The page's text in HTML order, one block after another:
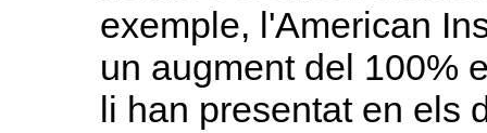
exemple, l'American
un augment del 100%
li han presentat en els